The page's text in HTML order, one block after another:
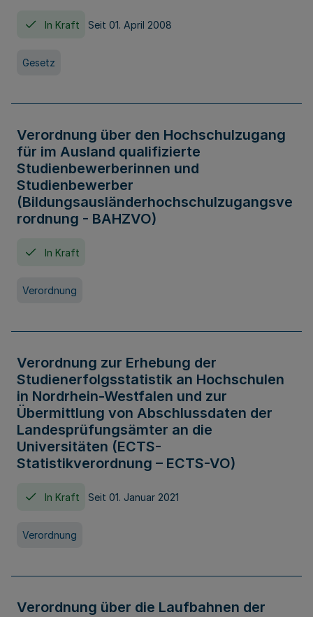
In Kraft Seit 01. April 2008
Gesetz
Verordnung über den Hochschulzugang
für im Ausland qualifizierte
Studienbewerberinnen und
Studienbewerber
(Bildungsausländerhochschulzugangsve
rordnung - BAHZVO)
In Kraft
Verordnung
Verordnung zur Erhebung der
Studienerfolgsstatistik an Hochschulen
in Nordrhein-Westfalen und zur
Übermittlung von Abschlussdaten der
Landesprüfungsämter an die
Universitäten (ECTS-
Statistikverordnung – ECTS-VO)
In Kraft Seit 01. Januar 2021
Verordnung
Verordnung über die Laufbahnen der